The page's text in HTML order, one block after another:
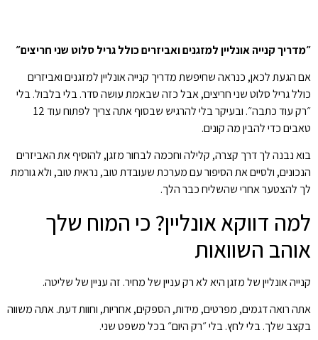
״מדריך קנייה אונליין למזגנים ואביזרים כולל גריל סלוט שני חריצים״
אם הגעת לכאן, כנראה שחיפשת מדריך קנייה אונליין למזגנים ואביזרים
כולל גריל סלוט שני חריצים, אבל כזה שבאמת עושה סדר. בלי בלבול. בלי
״רק עוד כתבה״. ובעיקר בלי להרגיש שבסוף אתה צריך לפתוח עוד 12
טאבים כדי להבין מה קונים.
בוא נבנה לך דרך קצרה, קלילה וחכמה לבחור מזגן, להוסיף את האביזרים
הנכונים, ולסיים את הסיפור עם מערכת שעובדת טוב, נראית טוב, ולא גורמת
לך להצטער אחרי שהשליח כבר הלך.
למה דווקא אונליין? כי המוח שלך
אוהב השוואות
קנייה אונליין של מזגן היא לא רק עניין של מחיר. זה עניין של שליטה.
אתה רואה דגמים, מפרטים, מידות, הספקים, אחריות, וחוות דעת. אתה משווה
בקצב שלך. בלי לחץ. בלי ״רק היום״ בכל משפט שני.